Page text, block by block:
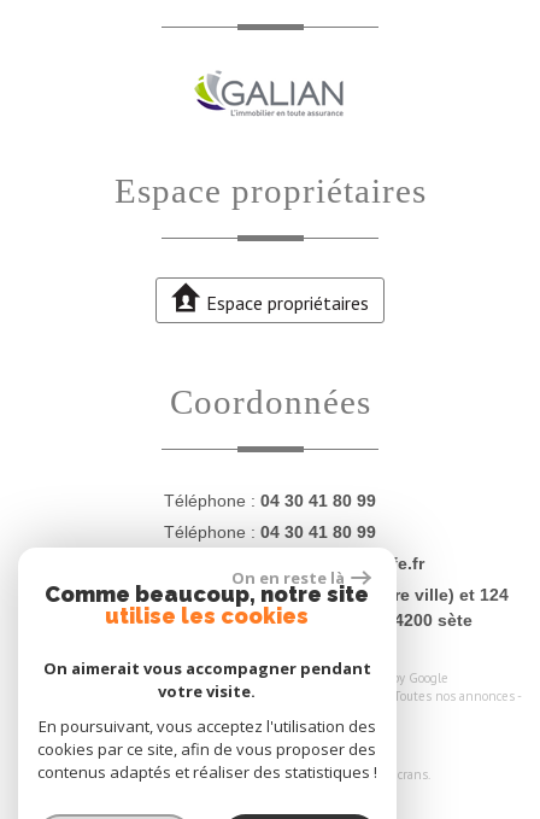
espace propriétaires
Espace propriétaires
coordonnées
Téléphone : 04 30 41 80 99
Téléphone : 04 30 41 80 99
contact@proprietesdugolfe.fr
Adresse :4 Quai Charles Lemaresquier (centre ville) et 124
rue Jean Vilar (plages - La Corniche) - 34200 sète
© 2026 | Tous droits réservés | Traduction powered by Google
Mentions légales-Nos honoraires Toutes nos annonces-
Site internet compatible multi-supports,
un seul site adaptable à tous les types d'écrans.
On en reste là
Comme beaucoup, notre site
utilise les cookies
On aimerait vous accompagner pendant
votre visite.
En poursuivant, vous acceptez l'utilisation des
cookies par ce site, afin de vous proposer des
contenus adaptés et réaliser des statistiques !